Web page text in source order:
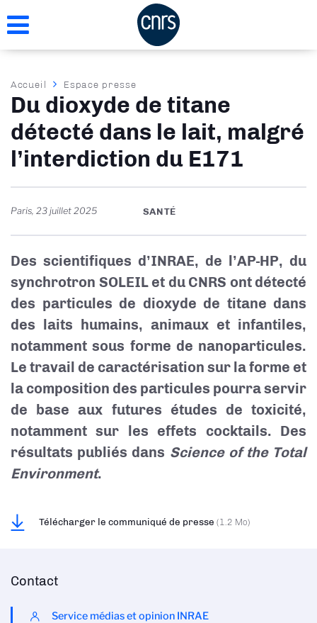
au
Fil
d'Ariane
Accueil Espace presse
Du dioxyde de titane
détecté dans le lait, malgré
l’interdiction du E171
Paris, 23 juillet 2025 SANTÉ
Des scientifiques d’INRAE, de l’AP-HP, du
synchrotron SOLEIL et du CNRS ont détecté
des particules de dioxyde de titane dans
des laits humains, animaux et infantiles,
notamment sous forme de nanoparticules.
Le travail de caractérisation sur la forme et
la composition des particules pourra servir
de base aux futures études de toxicité,
notamment sur les effets cocktails. Des
résultats publiés dans Science of the Total
Environment.
Télécharger le communiqué de presse (1.2 Mo)
Contact
Service médias et opinion INRAE